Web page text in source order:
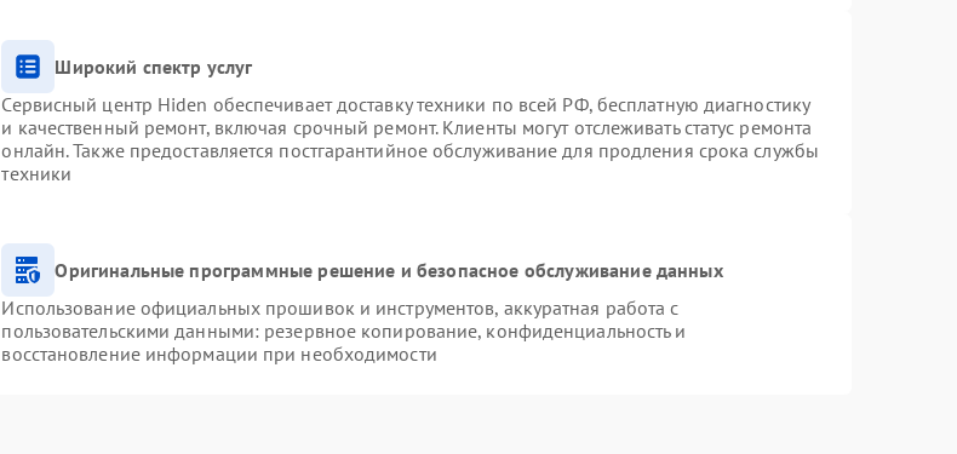
Широкий спектр услуг
Сервисный центр Hiden обеспечивает доставку техники по всей РФ, бесплатную диагностику
и качественный ремонт, включая срочный ремонт. Клиенты могут отслеживать статус ремонта
онлайн. Также предоставляется постгарантийное обслуживание для продления срока службы
техники
Оригинальные программные решение и безопасное обслуживание данных
Использование официальных прошивок и инструментов, аккуратная работа с
пользовательскими данными: резервное копирование, конфиденциальность и
восстановление информации при необходимости